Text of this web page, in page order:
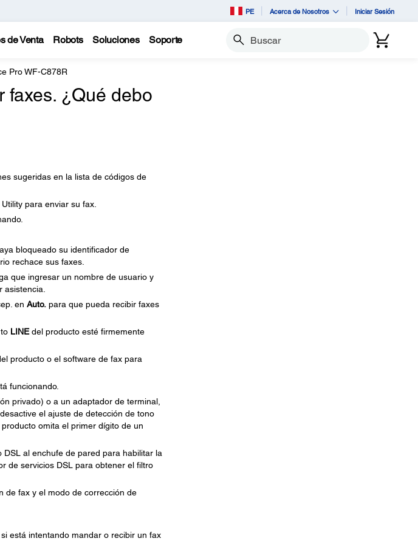
PE Acerca de Nosotros Iniciar Sesión
de Venta Robots Soluciones Soporte Buscar
Pro WF-C878R
faxes. ¿Qué debo
sugeridas en la lista de códigos de
para enviar su fax.
bloqueado su identificador de
rechace sus faxes.
que ingresar un nombre de usuario y
en Auto.para que pueda recibir faxes
LINEdel producto esté firmemente
producto o el software de fax para
funcionando.
privado) o a un adaptador de terminal,
el ajuste de detección de tono
omita el primer dígito de un
al enchufe de pared para habilitar la
de servicios DSL para obtener el filtro
de fax y el modo de corrección de
está intentando mandar o recibir un fax